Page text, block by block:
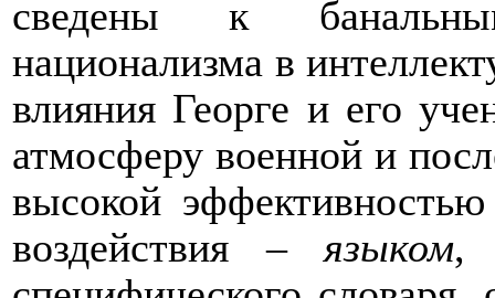
сведены к
национализма в
влияния Георге и его
атмосферу военной и
высокой
воздействия –языком,